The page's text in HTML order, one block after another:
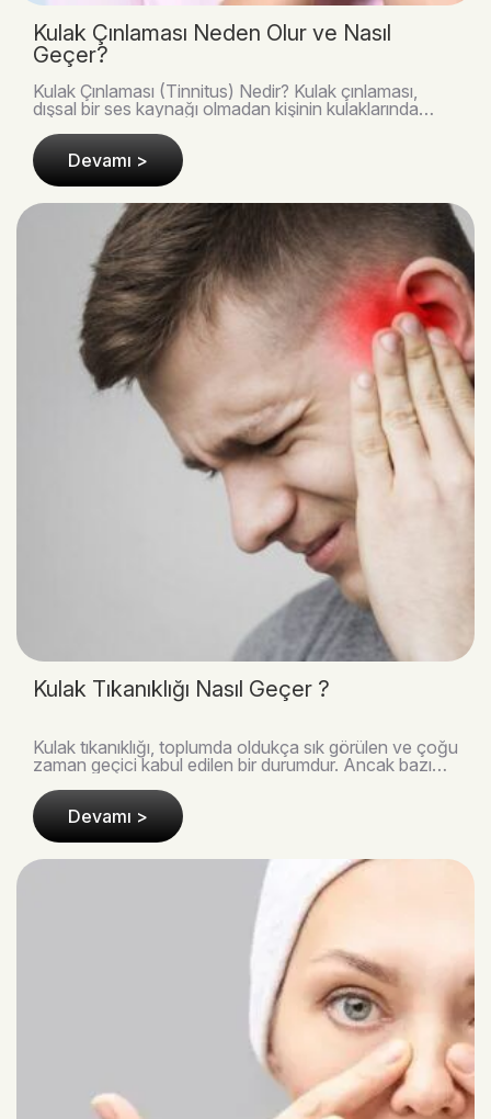
Kulak Çınlaması Neden Olur ve Nasıl
Geçer?
Kulak Çınlaması (Tinnitus) Nedir? Kulak çınlaması,
dışsal bir ses kaynağı olmadan kişinin kulaklarında
Devamı >
Kulak Tıkanıklığı Nasıl Geçer ?
Kulak tıkanıklığı, toplumda oldukça sık görülen ve çoğu
zaman geçici kabul edilen bir durumdur. Ancak bazı
Devamı >